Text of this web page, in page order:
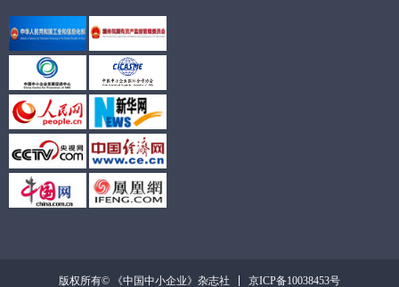
版权所有© 《中国中小企业》杂志社 京ICP备10038453号